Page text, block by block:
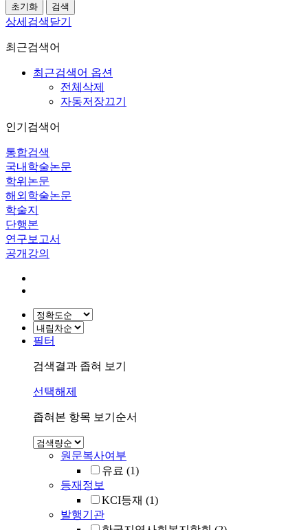
상세검색닫기
최근검색어
최근검색어 옵션
전체삭제
자동저장끄기
인기검색어
통합검색
국내학술논문
학위논문
해외학술논문
학술지
단행본
연구보고서
공개강의
필터
검색결과 좁혀 보기
선택해제
좁혀본 항목 보기순서
원문복사여부
유료 (1)
등재정보
KCI등재 (1)
발행기관